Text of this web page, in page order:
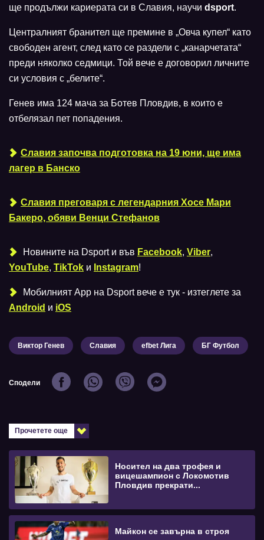
ще продължи кариерата си в Славия, научи dsport.
Централният бранител ще премине в „Овча купел“ като
свободен агент, след като се раздели с „канарчетата“
преди няколко седмици. Той вече е договорил личните
си условия с „белите“.
Генев има 124 мача за Ботев Пловдив, в които е
отбелязал пет попадения.
Славия започва подготовка на 19 юни, ще има
лагер в Банско
Славия преговаря с легендарния Хосе Мари
Бакеро, обяви Венци Стефанов
Новините на Dsport и във Facebook, Viber,
YouTube, TikTok и Instagram!
Мобилният Аpp на Dsport вече е тук - изтеглете за
Android и iOS
Виктор Генев Славия efbet Лига БГ Футбол
Сподели
Прочетете още
Носител на два трофея и
вицешампион с Локомотив
Пловдив прекрати...
Майкон се завърна в строя